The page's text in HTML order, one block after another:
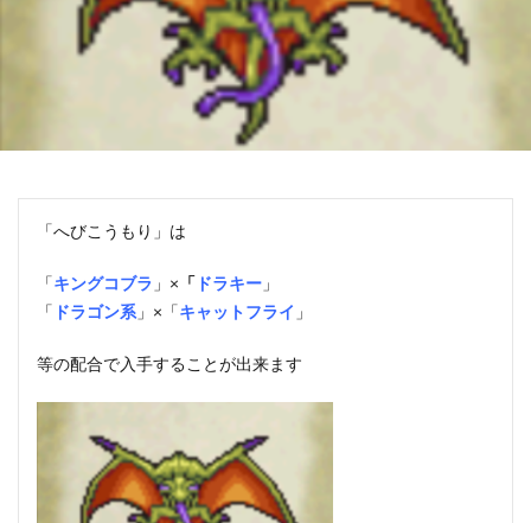
「へびこうもり」は
「キングコブラ 」× 「 ドラキー 」
「 ドラゴン系 」×「キャットフライ 」
等の配合で入手することが出来ます